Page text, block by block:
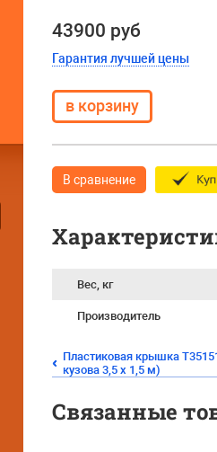
43900 руб
Гарантия лучшей цены
В сравнение
Вес, кг
Производитель
Пластиковая крышка
кузова 3,5 х 1,5 м)
Связанные